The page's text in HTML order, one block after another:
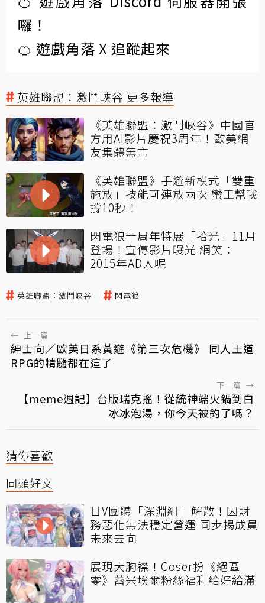
囉！
🍊 遊戲角落 X 追蹤起來
英雄聯盟：激鬥峽谷 更多報導
《英雄聯盟：激鬥峽谷》中國官
方用AI影片慶祝3周年！歐美網
友集體無言
《英雄聯盟》手遊新模式「雙重
施放」技能可連放兩次 蠻王幫我
撐10秒！
閃電狼十周年特展「拾光」11月
登場！宣傳影片曝光 網笑：
2015年AD人呢
英雄聯盟：激鬥峽谷 閃電狼
← 上一篇
紳士向／歐美日系黃遊《第三次危機》 同人王道
RPG的精髓都在這了
下一篇 →
【meme週記】台版瑞克搖！從統神端火鍋到白
冰冰泡湯，你今天被釣了嗎？
猜你喜歡
同類好文
日V團體「深淵組」解散！因財
務惡化無法穩定營運 同步揭成員
未來去向
展現大胸襟！Coser扮《絕區
零》蕾米埃爾粉絲福利給好給滿